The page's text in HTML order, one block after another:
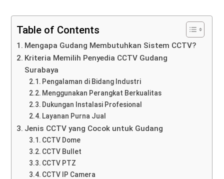
Table of Contents
Mengapa Gudang Membutuhkan Sistem CCTV?
Kriteria Memilih Penyedia CCTV Gudang
Surabaya
Pengalaman di Bidang Industri
Menggunakan Perangkat Berkualitas
Dukungan Instalasi Profesional
Layanan Purna Jual
Jenis CCTV yang Cocok untuk Gudang
CCTV Dome
CCTV Bullet
CCTV PTZ
CCTV IP Camera